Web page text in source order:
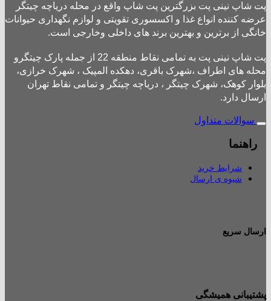
پت شاپ نینی پت بزرگترین پت شاپ واقع در محله دریاچه چیتگر
عرضه کننده انواع غذا و اکسسوری تقویتی و لوازم نگهداری حیوانات
خانگی از برترین و بهترین برند های داخلی وخارجی است.
پت شاپ نینی پت به تمامی نقاط منطقه 22 از جمله پارک چیتگرو
محله های اطراف ،شهرک باقری، دهکده المپیک ، شهرک خرازی،
بلوار کوهک، شهرک چیتگر ، دریاچه چیتگر و تمامی نقاط تهران
ارسال دارد.
سوالات متداول
راهنما
شرایط خرید
شیوه ی ارسال
ارسال سریع
پشتیبانی همیشگی